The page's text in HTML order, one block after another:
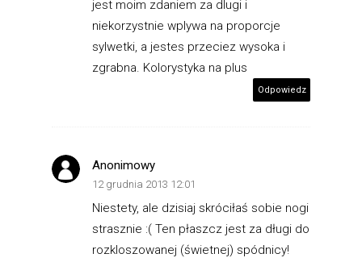
jest moim zdaniem za dlugi i
niekorzystnie wplywa na proporcje
sylwetki, a jestes przeciez wysoka i
zgrabna. Kolorystyka na plus
Odpowiedz
Anonimowy
12 grudnia 2013 12:01
Niestety, ale dzisiaj skróciłaś sobie nogi
strasznie :( Ten płaszcz jest za długi do
rozkloszowanej (świetnej) spódnicy!